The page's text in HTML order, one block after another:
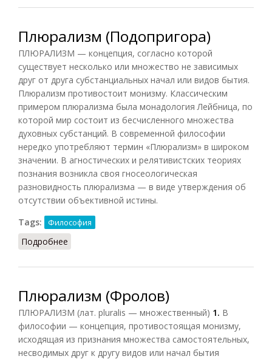
Плюрализм (Подопригора)
ПЛЮРАЛИЗМ — концепция, согласно которой
существует несколько или множество не зависимых
друг от друга субстанциальных начал или видов бытия.
Плюрализм противостоит монизму. Классическим
примером плюрализма была монадология Лейбница, по
которой мир состоит из бесчисленного множества
духовных субстанций. В современной философии
нередко употребляют термин «Плюрализм» в широком
значении. В агностических и релятивистских теориях
познания возникла своя гносеологическая
разновидность плюрализма — в виде утверждения об
отсутствии объективной истины.
Tags:
Философия
Подробнее
Плюрализм (Фролов)
ПЛЮРАЛИЗМ (лат. pluralis — множественный) 1. В
философии — концепция, противостоящая монизму,
исходящая из признания множества самостоятельных,
несводимых друг к другу видов или начал бытия